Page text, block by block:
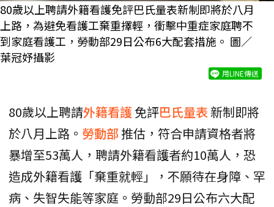
80歲以上聘請外籍看護免評巴氏量表新制即將於八月
上路，為避免看護工棄重擇輕，衝擊中重症家庭聘不
到家庭看護工，勞動部29日公布6大配套措施。 圖／
葉冠妤攝影
用LINE傳送
80歲以上聘請外籍看護免評巴氏量表新制即將
於八月上路。 勞動部推估，符合申請資格者將
暴增至53萬人，聘請外籍看護者約10萬人，恐
造成外籍看護「棄重就輕」，不願待在身障、罕
病、失智失能等家庭。勞動部29日公布六大配